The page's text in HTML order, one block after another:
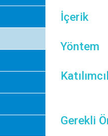
İçerik
Yöntem
Gerekli